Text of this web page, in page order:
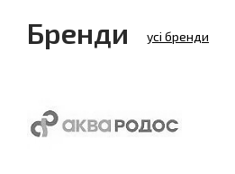
Бренди усі бренди